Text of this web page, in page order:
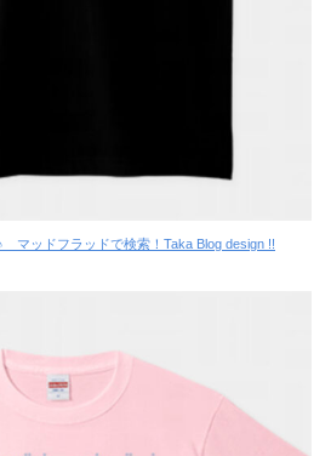
マッドフラッドで検索！Taka Blog design !!